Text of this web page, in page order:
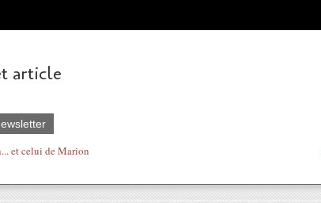
article
et celui de Marion